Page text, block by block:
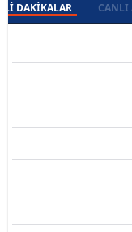
DAKIKALAR CANLI